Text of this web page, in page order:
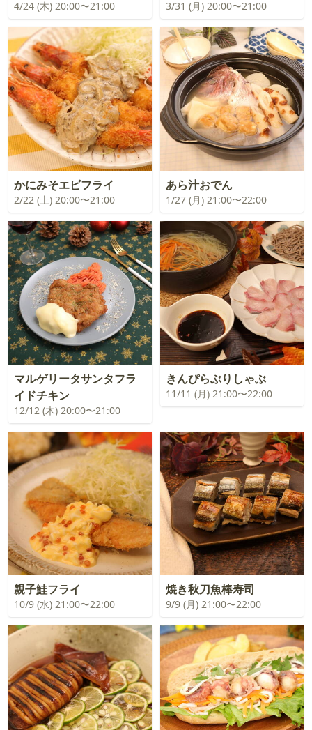
4/24 (木) 20:00〜21:00 3/31 (月) 20:00〜21:00
かにみそエビフライ
2/22 (土) 20:00〜21:00
あら汁おでん
1/27 (月) 21:00〜22:00
マルゲリータサンタフラ
イドチキン
12/12 (木) 20:00〜21:00
きんぴらぶりしゃぶ
11/11 (月) 21:00〜22:00
親子鮭フライ
10/9 (水) 21:00〜22:00
焼き秋刀魚棒寿司
9/9 (月) 21:00〜22:00